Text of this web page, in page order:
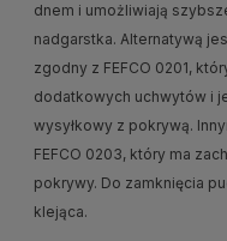
dnem i umożliwiają
nadgarstka. Alternatywą
zgodny z FEFCO 0201,
dodatkowych uchwytów i
wysyłkowy z pokrywą.
FEFCO 0203, który ma
pokrywy. Do zamknięcia
klejąca.